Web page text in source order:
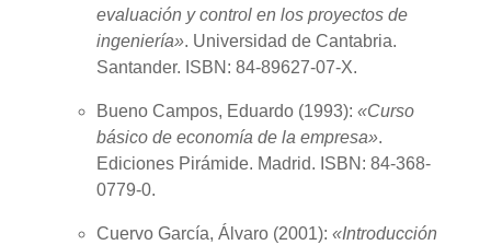
evaluación y control en los proyectos de
ingeniería». Universidad de Cantabria.
Santander. ISBN: 84-89627-07-X.
Bueno Campos, Eduardo (1993): «Curso
básico de economía de la empresa».
Ediciones Pirámide. Madrid. ISBN: 84-368-
0779-0.
Cuervo García, Álvaro (2001): «Introducción